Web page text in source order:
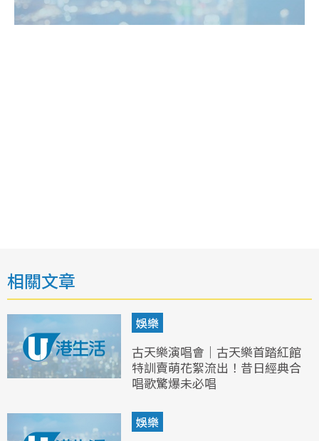
相關文章
娛樂
古天樂演唱會｜古天樂首踏紅館
特訓賣萌花絮流出！昔日經典合
唱歌驚爆未必唱
娛樂